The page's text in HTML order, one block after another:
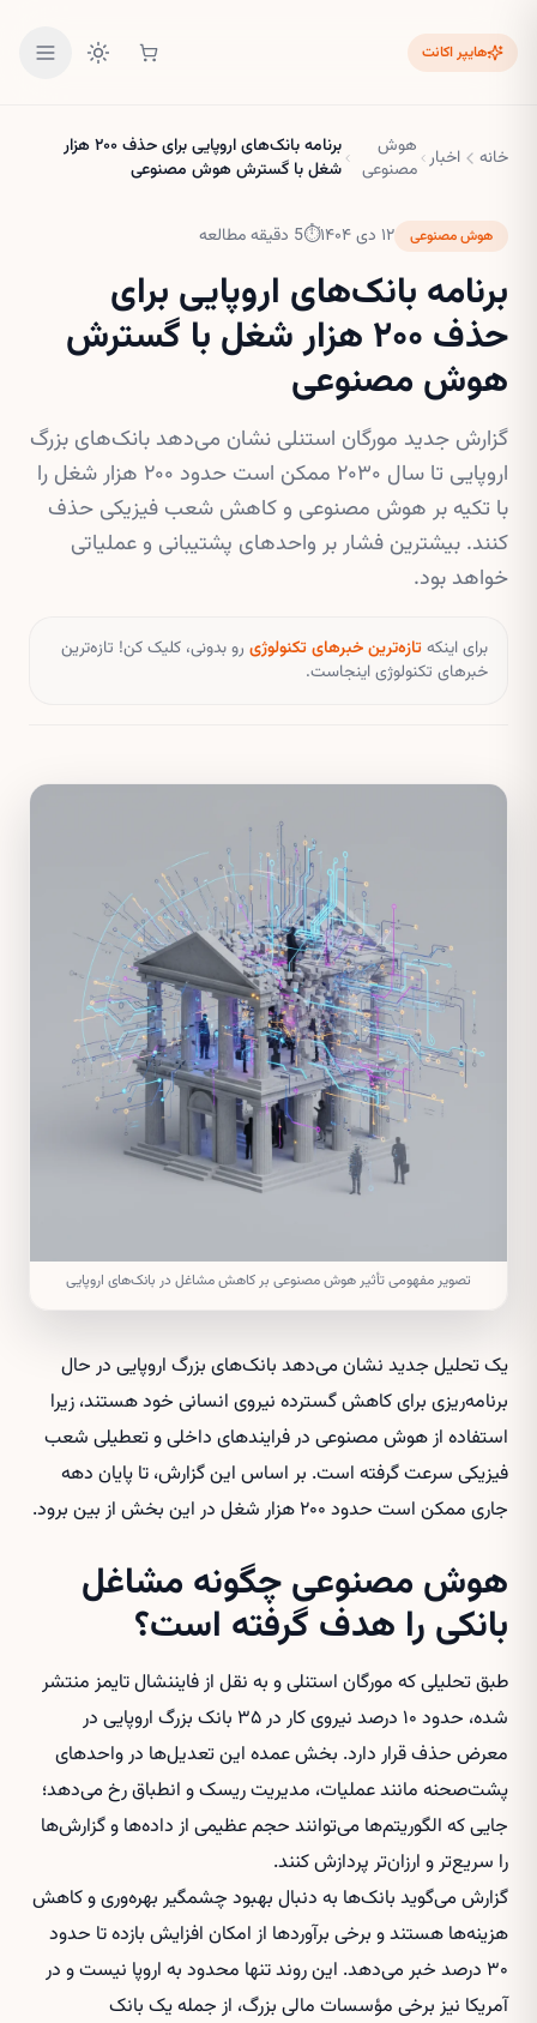
هایپر اکانت
خانه اخبار هوش
مصنوعی
برنامه بانک‌های اروپایی برای حذف ۲۰۰ هزار
شغل با گسترش هوش مصنوعی
هوش مصنوعی ۱۲ دی ۱۴۰۴ ⏱
5 دقیقه مطالعه
برنامه بانک‌های اروپایی برای
حذف ۲۰۰ هزار شغل با گسترش
هوش مصنوعی
گزارش جدید مورگان استنلی نشان می‌دهد بانک‌های بزرگ
اروپایی تا سال ۲۰۳۰ ممکن است حدود ۲۰۰ هزار شغل را
با تکیه بر هوش مصنوعی و کاهش شعب فیزیکی حذف
کنند. بیشترین فشار بر واحدهای پشتیبانی و عملیاتی
خواهد بود.
برای اینکهتازه‌ترین خبرهای تکنولوژی رو بدونی، کلیک کن! تازه‌ترین
خبرهای تکنولوژی اینجاست.
تصویر مفهومی تأثیر هوش مصنوعی بر کاهش مشاغل در بانک‌های اروپایی
یک تحلیل جدید نشان می‌دهد بانک‌های بزرگ اروپایی در حال
برنامه‌ریزی برای کاهش گسترده نیروی انسانی خود هستند، زیرا
استفاده از هوش مصنوعی در فرایندهای داخلی و تعطیلی شعب
فیزیکی سرعت گرفته است. بر اساس این گزارش، تا پایان دهه
جاری ممکن است حدود ۲۰۰ هزار شغل در این بخش از بین برود.
هوش مصنوعی چگونه مشاغل
بانکی را هدف گرفته است؟
طبق تحلیلی که مورگان استنلی و به نقل از فایننشال تایمز منتشر
شده، حدود ۱۰ درصد نیروی کار در ۳۵ بانک بزرگ اروپایی در
معرض حذف قرار دارد. بخش عمده این تعدیل‌ها در واحدهای
پشت‌صحنه مانند عملیات، مدیریت ریسک و انطباق رخ می‌دهد؛
جایی که الگوریتم‌ها می‌توانند حجم عظیمی از داده‌ها و گزارش‌ها
را سریع‌تر و ارزان‌تر پردازش کنند.
گزارش می‌گوید بانک‌ها به دنبال بهبود چشمگیر بهره‌وری و کاهش
هزینه‌ها هستند و برخی برآوردها از امکان افزایش بازده تا حدود
۳۰ درصد خبر می‌دهد. این روند تنها محدود به اروپا نیست و در
آمریکا نیز برخی مؤسسات مالی بزرگ، از جمله یک بانک